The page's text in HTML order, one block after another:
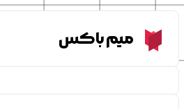
Meme Boxمیم باکس